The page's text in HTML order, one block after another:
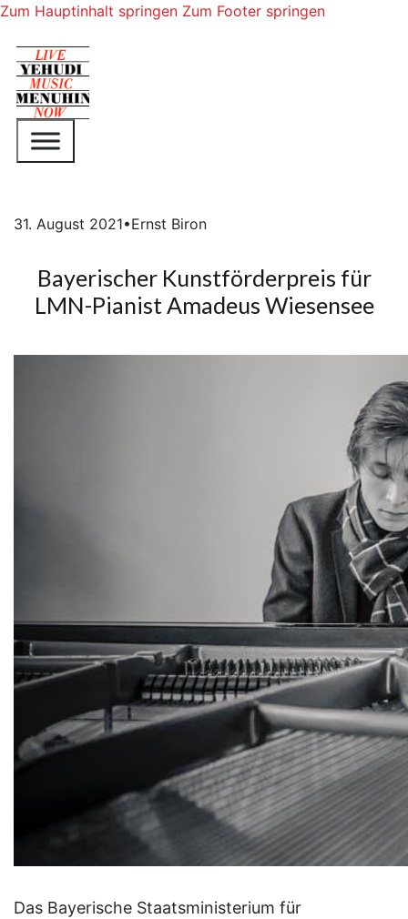
Zum Hauptinhalt springen Zum Footer springen
31. August 2021•Ernst Biron
Bayerischer Kunstförderpreis für
LMN-Pianist Amadeus Wiesensee
Das Bayerische Staatsministerium für